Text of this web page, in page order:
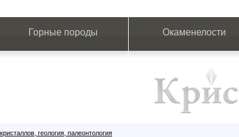
Горные породы Окаменелости
геология, палеонтология